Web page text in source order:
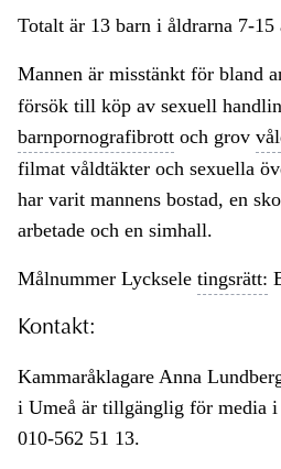
Totalt är 13 barn i åldrarna 7-15
Mannen är misstänkt för bland
försök till köp av sexuell
barnpornografibrott och grov
filmat våldtäkter och sexuella
har varit mannens bostad, en
arbetade och en simhall.
Målnummer Lycksele tingsrätt:
Kontakt:
Kammaråklagare Anna
i Umeå är tillgänglig för media
010-562 51 13.